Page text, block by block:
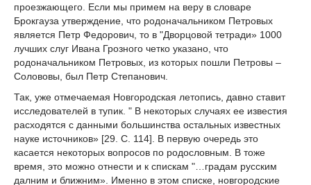
проезжающего. Если мы примем на веру в словаре
Брокгауза утверждение, что родоначальником Петровых
является Петр Федорович, то в "Дворцовой тетради» 1000
лучших слуг Ивана Грозного четко указано, что
родоначальником Петровых, из которых пошли Петровы –
Солововы, был Петр Степанович.
Так, уже отмечаемая Новгородская летопись, давно ставит
исследователей в тупик. " В некоторых случаях ее известия
расходятся с данными большинства остальных известных
науке источников» [29. С. 114]. В первую очередь это
касается некоторых вопросов по родословным. В тоже
время, это можно отнести и к спискам "…градам русским
далним и ближним». Именно в этом списке, новгородские